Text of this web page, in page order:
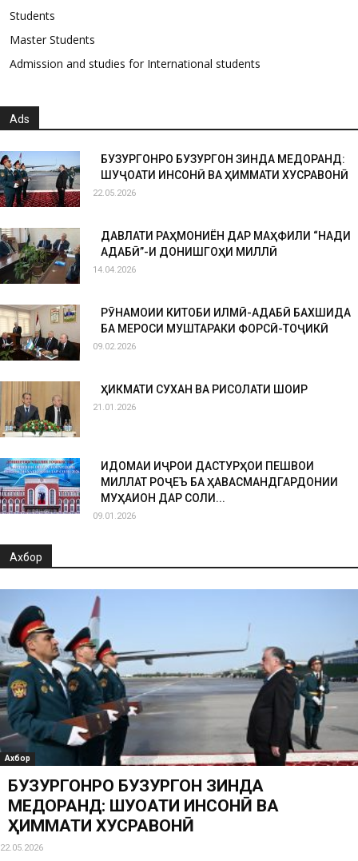
Students
Master Students
Admission and studies for International students
Ads
БУЗУРГОНРО БУЗУРГОН ЗИНДА МЕДОРАНД:
ШУҶОАТИ ИНСОНӢ ВА ҲИММАТИ ХУСРАВОНӢ
22.05.2026
ДАВЛАТИ РАҲМОНИЁН ДАР МАҲФИЛИ “НАҚДИ
АДАБӢ”-И ДОНИШГОҲИ МИЛЛӢ
14.04.2026
РӮНАМОИИ КИТОБИ ИЛМӢ-АДАБӢ БАХШИДА
БА МЕРОСИ МУШТАРАКИ ФОРСӢ-ТОҶИКӢ
09.02.2026
ҲИКМАТИ СУХАН ВА РИСОЛАТИ ШОИР
21.01.2026
ИДОМАИ ИҶРОИ ДАСТУРҲОИ ПЕШВОИ
МИЛЛАТ РОҶЕЪ БА ҲАВАСМАНДГАРДОНИИ
МУҲАҚҚИҚОН ДАР СОЛИ...
09.01.2026
Ахбор
Ахбор
БУЗУРГОНРО БУЗУРГОН ЗИНДА
МЕДОРАНД: ШУҶОАТИ ИНСОНӢ ВА
ҲИММАТИ ХУСРАВОНӢ
22.05.2026